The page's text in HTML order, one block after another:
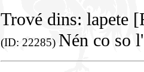
Trové dins: lapete
(ID: 22285) Nén co so